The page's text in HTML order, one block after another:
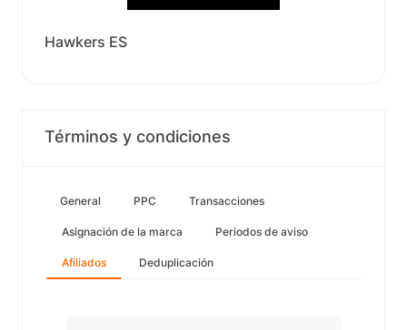
Hawkers ES
Términos y condiciones
General PPC Transacciones
Asignación de la marca Periodos de aviso
Afiliados Deduplicación